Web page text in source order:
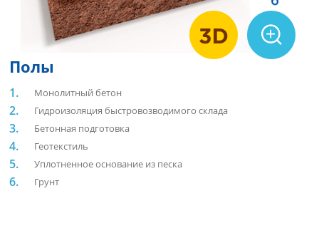
Полы
Монолитный бетон
Гидроизоляция быстровозводимого склада
Бетонная подготовка
Геотекстиль
Уплотненное основание из песка
Грунт